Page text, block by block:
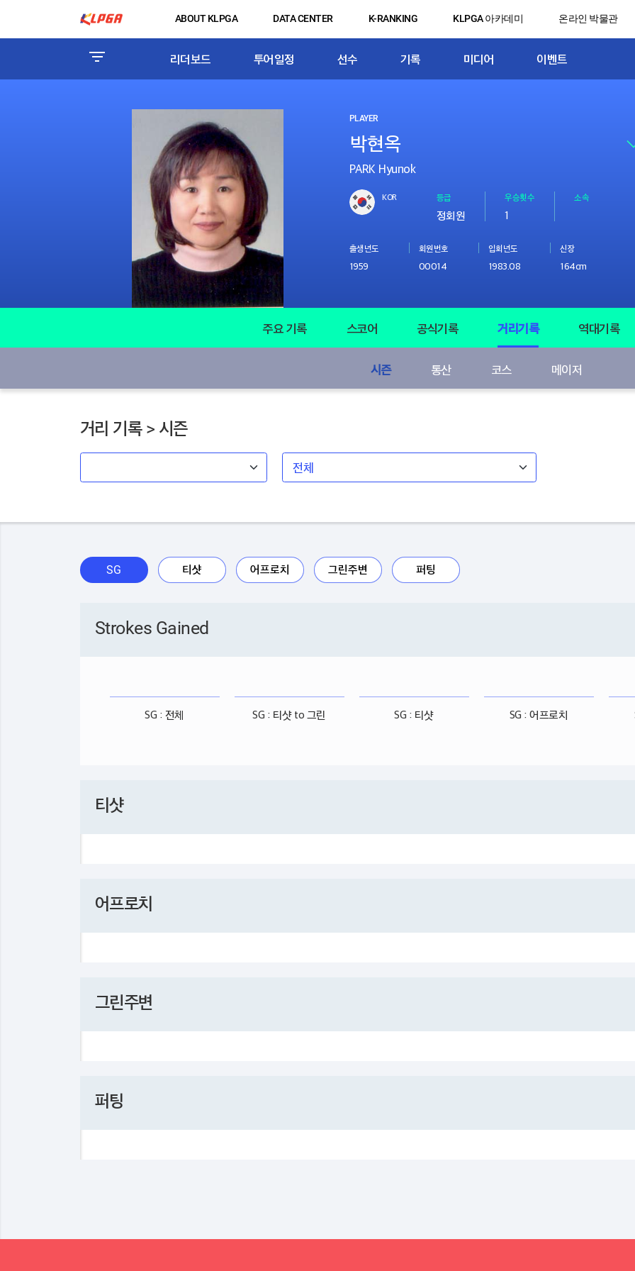
ABOUT KLPGA DATA CENTER K-RANKING KLPGA 아카데미 온라인 박물관
리더보드 투어일정 선수 기록 미디어 이벤트
PLAYER
PARK Hyunok
KOR 등급
정회원
우승횟수
1
소속
출생년도
1959
회원번호
00014
입회년도
1983.08
신장
164cm
주요 기록 스코어 공식기록 거리기록 역대기록
시즌 통산 코스 메이저
거리 기록 > 시즌
SG 티샷 어프로치 그린주변 퍼팅
Strokes Gained
SG : 전체 SG : 티샷 to 그린 SG : 티샷 SG : 어프로치
티샷
어프로치
그린주변
퍼팅